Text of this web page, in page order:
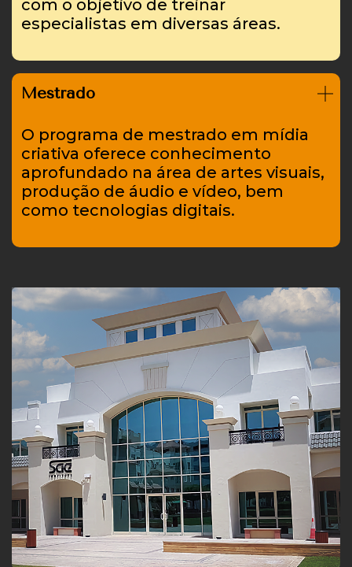
com o objetivo de treinar
especialistas em diversas áreas.
Mestrado
O programa de mestrado em mídia
criativa oferece conhecimento
aprofundado na área de artes visuais,
produção de áudio e vídeo, bem
como tecnologias digitais.